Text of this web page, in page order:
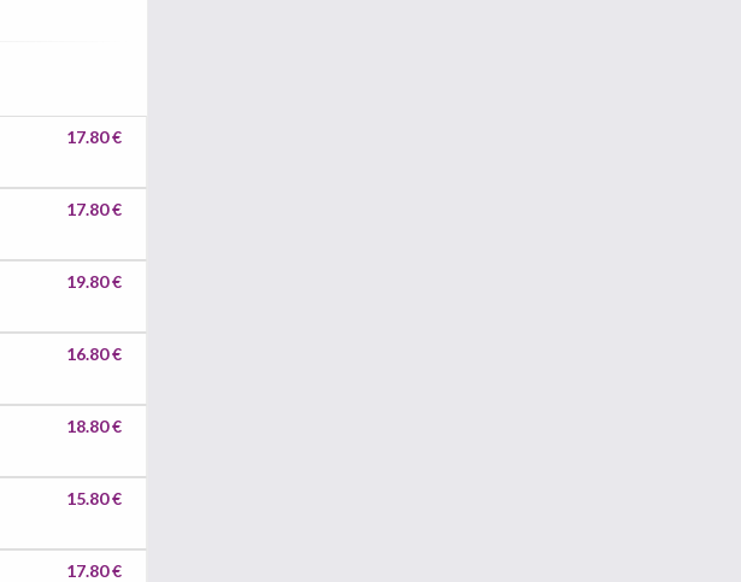
17.80 €
17.80 €
19.80 €
16.80 €
18.80 €
15.80 €
17.80 €